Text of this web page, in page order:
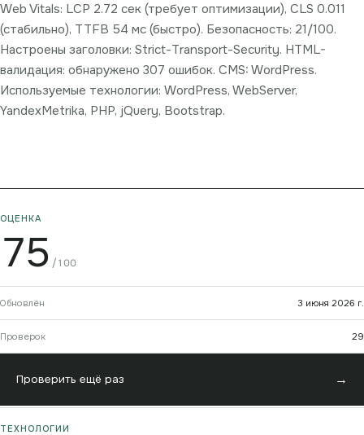
Web Vitals: LCP 2.72 сек (требует оптимизации), CLS 0.011
(стабильно), TTFB 54 мс (быстро). Безопасность: 21/100.
Настроены заголовки: Strict-Transport-Security. HTML-
валидация: обнаружено 307 ошибок. CMS: WordPress.
Используемые технологии: WordPress, WebServer,
YandexMetrika, PHP, jQuery, Bootstrap.
ОЦЕНКА
75 /100
Обновлён 3 июня 2026 г.
Проверок 29
Проверить ещё раз →
ТЕХНОЛОГИИ